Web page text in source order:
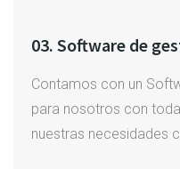
03. Software de
Contamos con un
para nosotros con
nuestras necesidades